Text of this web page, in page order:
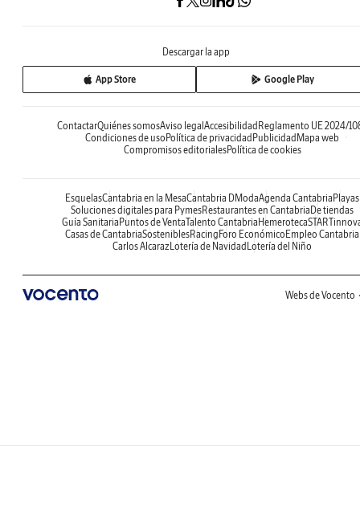
Descargar la app
App Store Google Play
ContactarQuiénes somosAviso legalAccesibilidadReglamento UE 2024/
Condiciones de usoPolítica de privacidadPublicidadMapa web
Compromisos editorialesPolítica de cookies
EsquelasCantabria en la MesaCantabria DModaAgenda CantabriaPlayas
Soluciones digitales para PymesRestaurantes en CantabriaDe tiendas
Guía SanitariaPuntos de VentaTalento CantabriaHemeroteca
Casas de CantabriaSosteniblesRacingForo EconómicoEmpleo Cantabria
Carlos AlcarazLotería de NavidadLotería del Niño
Webs de Vocento